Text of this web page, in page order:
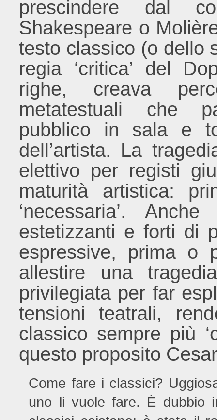
prescindere dal
Shakespeare o
testo classico (o dello
regia ‘critica’ del
righe, creava
metatestuali che
pubblico in sala e
dell’artista. La
elettivo per registi
maturità artistica:
‘necessaria’.
estetizzanti e forti di
espressive, prima o
allestire una
privilegiata per far
tensioni teatrali,
classico sempre più
questo proposito
Come fare i classici?
uno li vuole fare. È dubbio